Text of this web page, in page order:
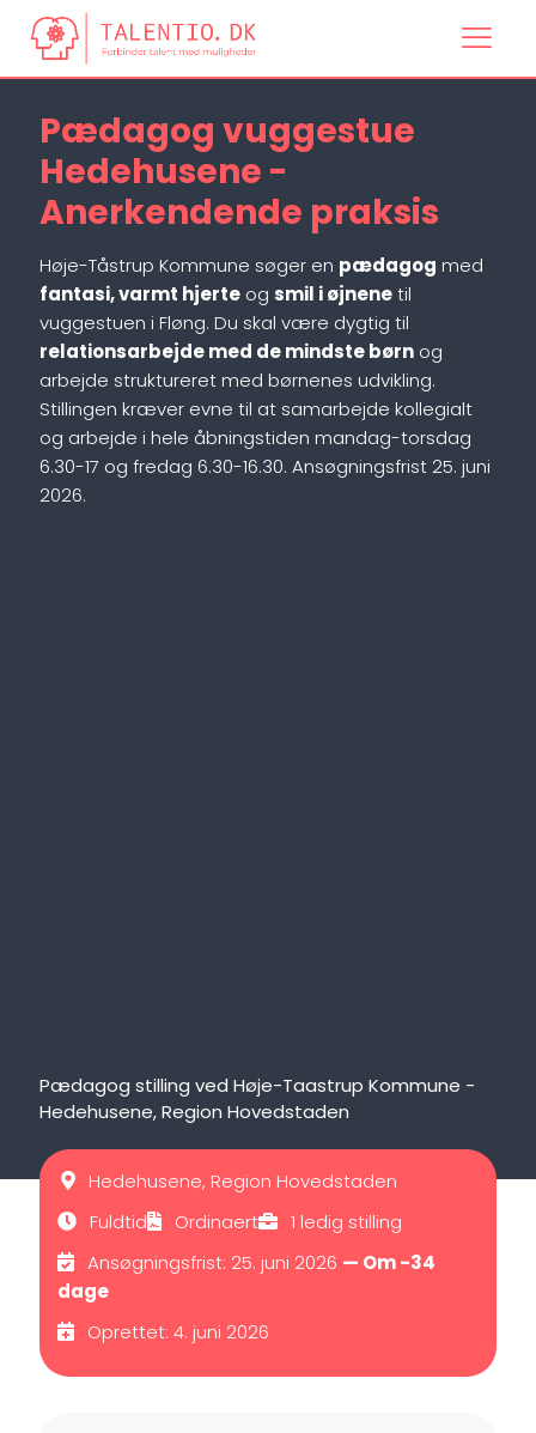
Pædagog vuggestue
Hedehusene -
Anerkendende praksis
Høje-Tåstrup Kommune søger en pædagog med
fantasi, varmt hjerte og smil i øjnenetil
vuggestuen i Fløng. Du skal være dygtig til
relationsarbejde med de mindste børn og
arbejde struktureret med børnenes udvikling.
Stillingen kræver evne til at samarbejde kollegialt
og arbejde i hele åbningstiden mandag-torsdag
6.30-17 og fredag 6.30-16.30. Ansøgningsfrist 25. juni
2026.
Pædagog stilling ved Høje-Taastrup Kommune -
Hedehusene, Region Hovedstaden
Hedehusene, Region Hovedstaden
Fuldtid
Ordinaert
1 ledig stilling
Ansøgningsfrist: 25. juni 2026 — Om -34
dage
Oprettet: 4. juni 2026